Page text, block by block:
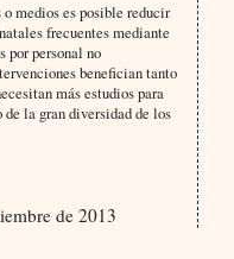
medios es posible reducir
frecuentes mediante
por personal no
benefician tanto
más estudios para
la gran diversidad de los
de 2013